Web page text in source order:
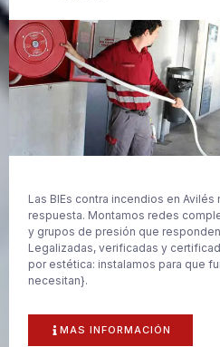
Las BIEs contra incendios en
respuesta. Montamos redes
y grupos de presión que
Legalizadas, verificadas y
por estética: instalamos para que
necesitan}.
MAS INFORMACIÓN